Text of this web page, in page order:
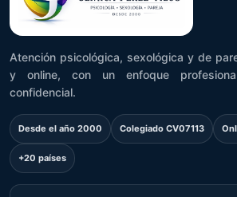
Atención psicológica, sexológica y de
y online, con un enfoque
confidencial.
Desde el año 2000 Colegiado CV07113
+20 países